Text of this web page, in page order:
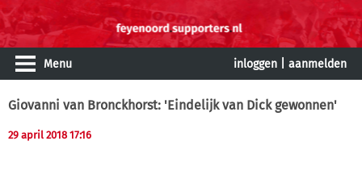
Menu inloggen aanmelden
Giovanni van Bronckhorst: 'Eindelijk van Dick gewonnen'
29 april 2018 17:16